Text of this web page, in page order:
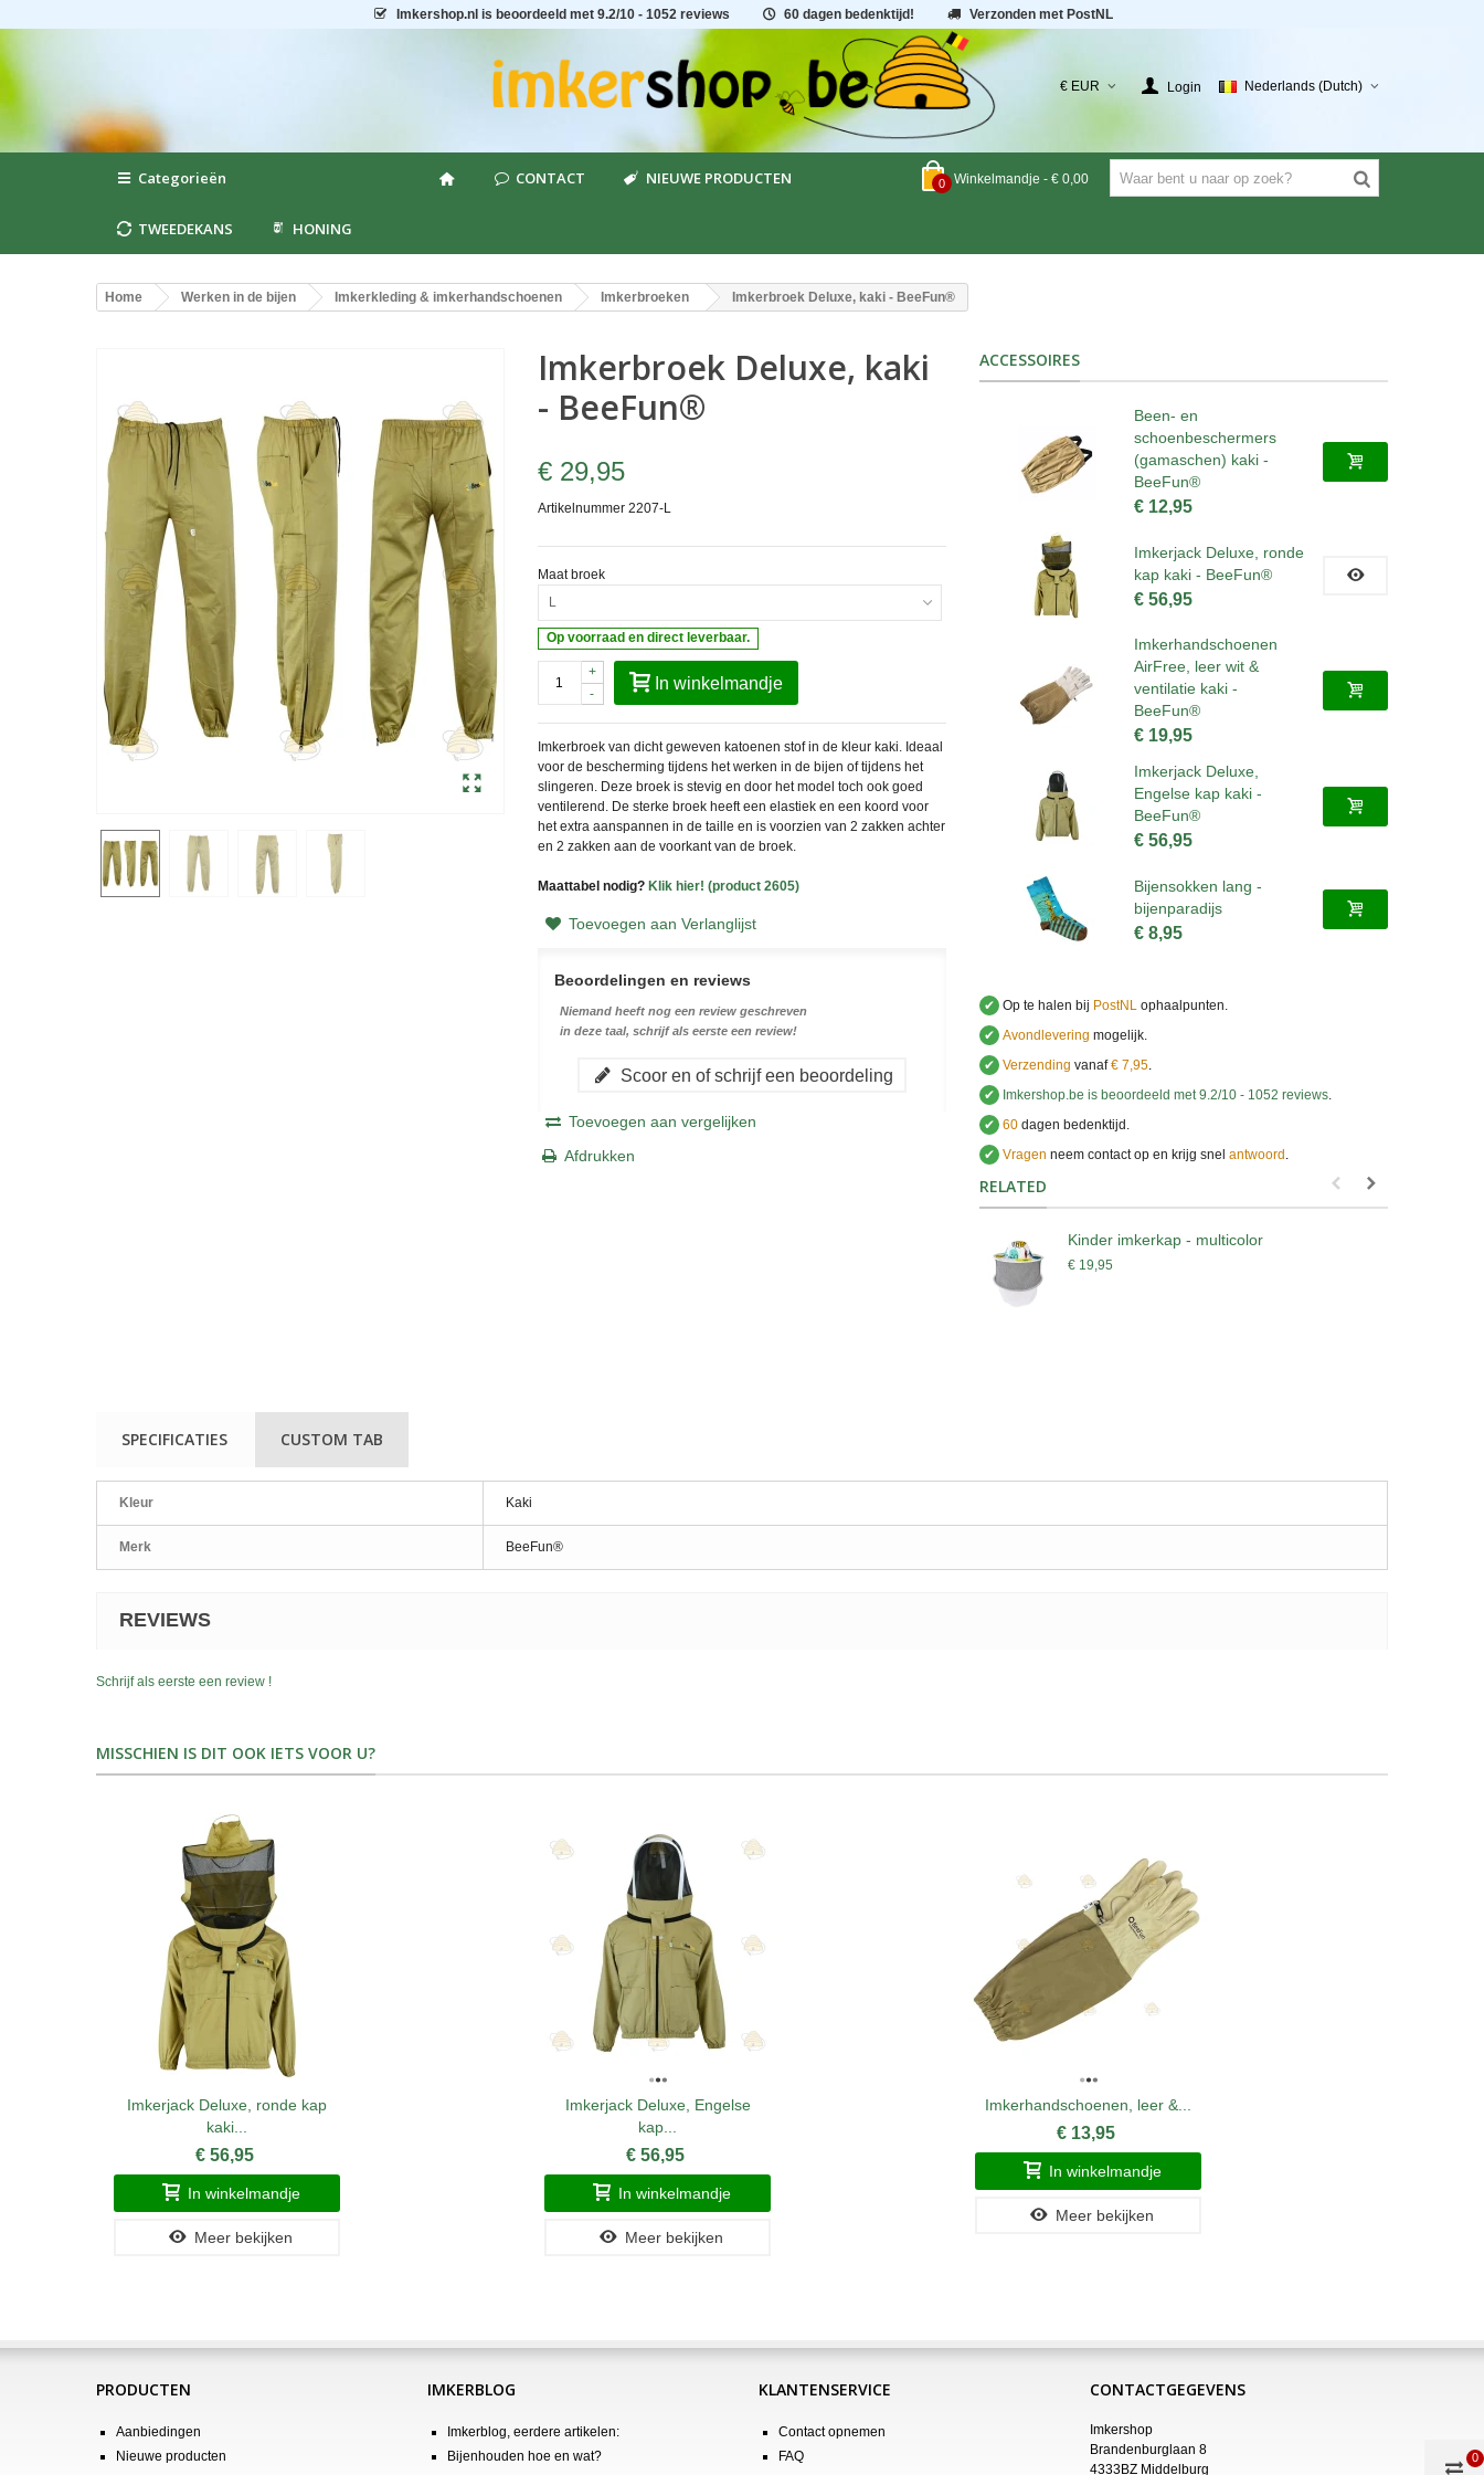
Imkershop.nl is beoordeeld met 9.2/10 - 1052 reviews 60 dagen bedenktijd! Verzonden met PostNL
€ EUR Login Nederlands (Dutch)
0 Winkelmandje - € 0,00
Categorieën CONTACT NIEUWE PRODUCTEN
TWEEDEKANS HONING
Home Werken in de bijen Imkerkleding & imkerhandschoenen Imkerbroeken Imkerbroek Deluxe, kaki - BeeFun®
Imkerbroek Deluxe, kaki
- BeeFun®
€ 29,95
Artikelnummer 2207-L
Maat broek
L
Op voorraad en direct leverbaar.
-
+
In winkelmandje
Imkerbroek van dicht geweven katoenen stof in de kleur kaki. Ideaal
voor de bescherming tijdens het werken in de bijen of tijdens het
slingeren. Deze broek is stevig en door het model toch ook goed
ventilerend. De sterke broek heeft een elastiek en een koord voor
het extra aanspannen in de taille en is voorzien van 2 zakken achter
en 2 zakken aan de voorkant van de broek.
Maattabel nodig? Klik hier! (product 2605)
Toevoegen aan Verlanglijst
Beoordelingen en reviews
Niemand heeft nog een review geschreven
in deze taal, schrijf als eerste een review!
Scoor en of schrijf een beoordeling
Toevoegen aan vergelijken
Afdrukken
ACCESSOIRES
Been- en
schoenbeschermers
(gamaschen) kaki -
BeeFun®
€ 12,95
Imkerjack Deluxe, ronde
kap kaki - BeeFun®
€ 56,95
Imkerhandschoenen
AirFree, leer wit &
ventilatie kaki -
BeeFun®
€ 19,95
Imkerjack Deluxe,
Engelse kap kaki -
BeeFun®
€ 56,95
Bijensokken lang -
bijenparadijs
€ 8,95
✔ Op te halen bij PostNLophaalpunten.
✔ Avondlevering mogelijk.
✔ Verzending vanaf€ 7,95.
✔
Imkershop.be is beoordeeld met9.2/10 -1052 reviews.
✔ 60dagen bedenktijd.
✔ Vragen neem contact op en krijg snel antwoord ..
RELATED
Kinder imkerkap - multicolor
€ 19,95
SPECIFICATIES CUSTOM TAB
Kleur Kaki
Merk BeeFun®
REVIEWS
Schrijf als eerste een review !
MISSCHIEN IS DIT OOK IETS VOOR U?
Imkerjack Deluxe, ronde kap
kaki...
€ 56,95
In winkelmandje
Meer bekijken
Imkerjack Deluxe, Engelse
kap...
€ 56,95
In winkelmandje
Meer bekijken
Imkerhandschoenen, leer &...
€ 13,95
In winkelmandje
Meer bekijken
PRODUCTEN
Aanbiedingen
Nieuwe producten
IMKERBLOG
Imkerblog, eerdere artikelen:
Bijenhouden hoe en wat?
KLANTENSERVICE
Contact opnemen
FAQ
CONTACTGEGEVENS
Imkershop
Brandenburglaan 8
4333BZ Middelburg
0